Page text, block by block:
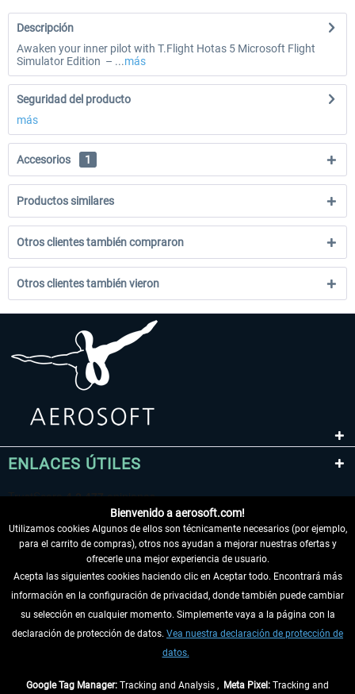
Descripción
Awaken your inner pilot with T.Flight Hotas 5 Microsoft Flight
Simulator Edition – ...más
Seguridad del producto
más
Accesorios 1
Productos similares
Otros clientes también compraron
Otros clientes también vieron
ENLACES ÚTILES
DESISTIR DEL CONTRATO
INFORMACIÓN
Bienvenido a aerosoft.com!
Utilizamos cookies Algunos de ellos son técnicamente necesarios (por ejemplo,
para el carrito de compras), otros nos ayudan a mejorar nuestras ofertas y
ofrecerle una mejor experiencia de usuario.
Acepta las siguientes cookies haciendo clic en Aceptar todo. Encontrará más
información en la configuración de privacidad, donde también puede cambiar
su selección en cualquier momento. Simplemente vaya a la página con la
declaración de protección de datos. Vea nuestra declaración de protección de
datos.
Google Tag Manager: Tracking and Analysis , Meta Pixel: Tracking and